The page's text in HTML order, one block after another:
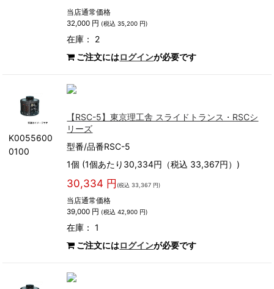
当店通常価格
32,000 円 (税込 35,200 円)
在庫： 2
ご注文にはログインが必要です
K0055600
0100
【RSC-5】東京理工舎 スライドトランス・RSCシ
リーズ
型番/品番RSC-5
1個 (1個あたり30,334円（税込 33,367円）)
30,334 円 (税込 33,367 円)
当店通常価格
39,000 円 (税込 42,900 円)
在庫： 1
ご注文にはログインが必要です